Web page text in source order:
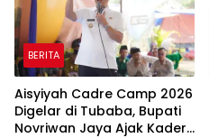
BERITA
Aisyiyah Cadre Camp 2026
Digelar di Tubaba, Bupati
Novriwan Jaya Ajak Kader